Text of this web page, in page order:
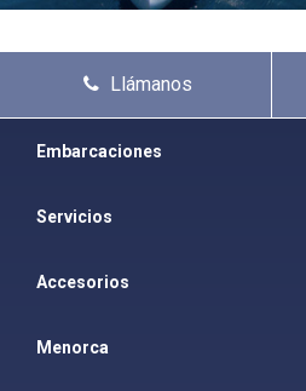
Llámanos
Embarcaciones
Servicios
Accesorios
Menorca